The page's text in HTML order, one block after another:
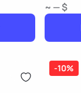
~ — $
-10%